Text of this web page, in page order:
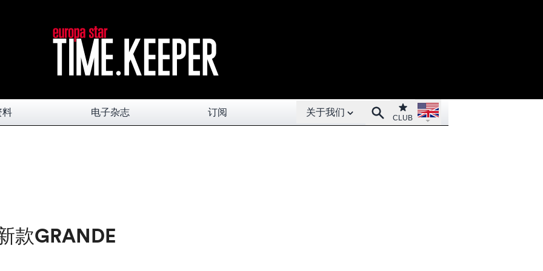
料 电子杂志 订阅
Open About menu
关于我们 SearchClub
CLUB
Open language menu
款GRANDE